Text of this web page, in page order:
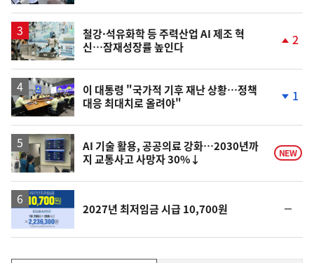
일
철강·석유화학 등 주력산업 AI 제조 혁
신…잠재성장률 높인다
상
2
이 대통령 "국가적 기후 재난 상황…정책
대응 최대치로 올려야"
하
락
1
AI 기술 활용, 공공의료 강화…2030년까
지 교통사고 사망자 30%↓
NEW
2027년 최저임금 시급 10,700원
일